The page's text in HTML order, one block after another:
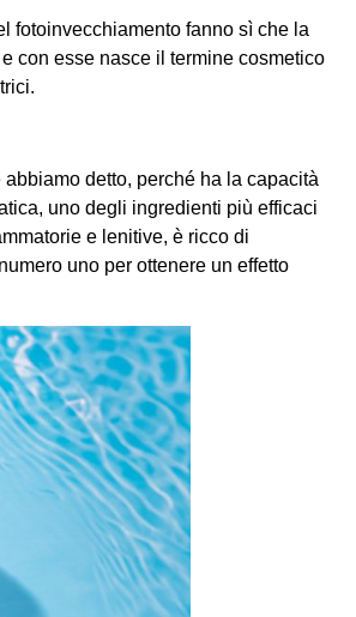
fotoinvecchiamento fanno sì che la
con esse nasce il termine cosmetico
detto, perché ha la capacità
uno degli ingredienti più efficaci
e lenitive, è ricco di
uno per ottenere un effetto